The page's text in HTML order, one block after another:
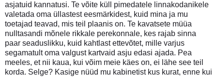
asjatuid kannatusi. Te võite küll pimedatele linnakodanikele
valetada oma üllastest eesmärkidest, kuid mina ja mu
toetajad teavad, mis teil plaanis on. Te kavatsete müüa
nulltasandi mõnele rikkale perekonnale, kes rajab sinna
paar seaduslikku, kuid kahtlast ettevõtet, mille varjus
segamatult oma valgust kartvaid asju edasi ajada. Pea
meeles, et nii kaua, kui võim meie käes on, ei lähe see teil
korda. Selge? Kasige nüüd mu kabinetist kus kurat, enne kui